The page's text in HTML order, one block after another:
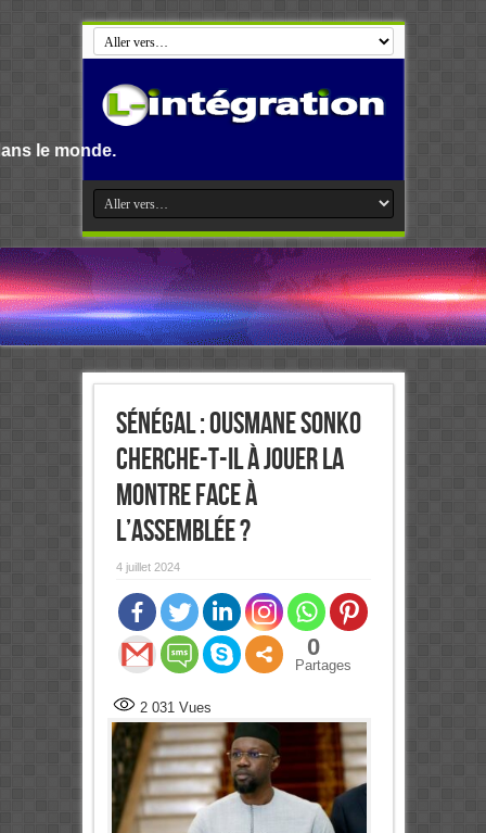
Sénégal : Ousmane Sonko
cherche-t-il à jouer la
montre face à
l’Assemblée ?
4 juillet 2024
0
Partages
2 031Vues